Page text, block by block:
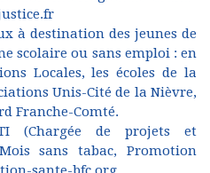
à destination des jeunes de
scolaire ou sans emploi : en
Locales, les écoles de la
Unis-Cité de la Nièvre,
Franche-Comté.
(Chargée de projets et
sans tabac, Promotion